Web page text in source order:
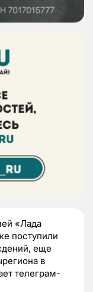
«Лада
поступили
еще
в
телеграм-